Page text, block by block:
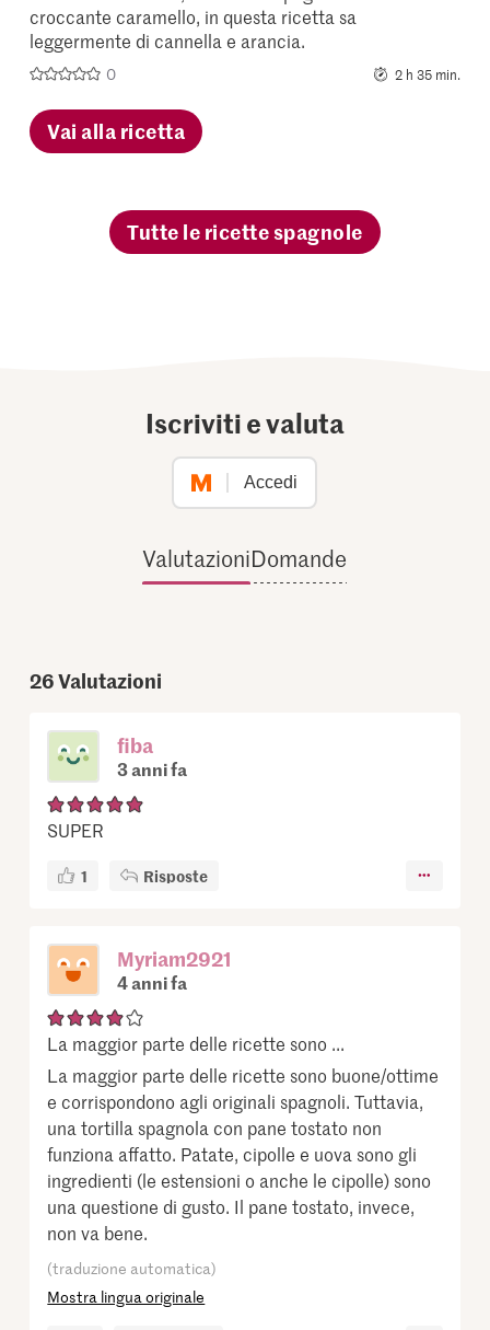
croccante caramello, in questa ricetta sa
leggermente di cannella e arancia.
0 2 h 35 min.
Vai alla ricetta
Tutte le ricette spagnole
Iscriviti e valuta
Accedi
ValutazioniDomande
26Valutazioni
fiba
3 anni fa
SUPER
1 Risposte
Myriam2921
4 anni fa
La maggior parte delle ricette sono ...
La maggior parte delle ricette sono buone/ottime
e corrispondono agli originali spagnoli. Tuttavia,
una tortilla spagnola con pane tostato non
funziona affatto. Patate, cipolle e uova sono gli
ingredienti (le estensioni o anche le cipolle) sono
una questione di gusto. Il pane tostato, invece,
non va bene.
(traduzione automatica)
Mostra lingua originale